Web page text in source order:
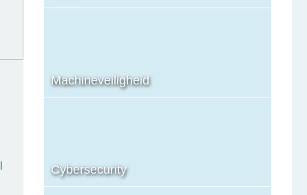
Machineveiligheid
Cybersecurity